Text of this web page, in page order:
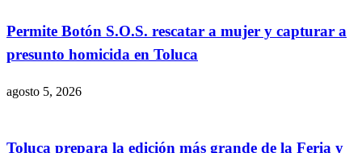
Permite Botón S.O.S. rescatar a mujer y capturar a
presunto homicida en Toluca
agosto 5, 2026
Toluca prepara la edición más grande de la Feria y